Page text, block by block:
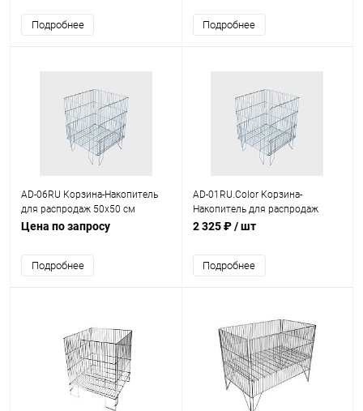
Подробнее Подробнее
AD-06RU Корзина-Накопитель
для распродаж 50x50 см
глубина 80 см, оцинкованная с
Цена по запросу
Подробнее
AD-01RU.Color Корзина-
Накопитель для распродаж
60x60 см глубина 60 см
2 325 ₽/ шт
Подробнее